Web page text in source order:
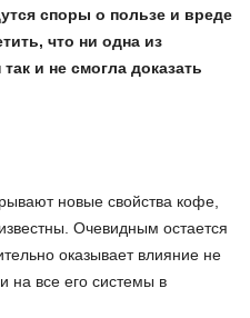
споры о пользе и вреде
, что ни одна из
так и не смогла доказать
новые свойства кофе,
Очевидным остается
оказывает влияние не
на все его системы в